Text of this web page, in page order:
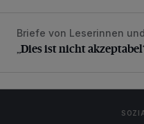
„Dies ist nicht akzeptabel“
Briefe von Leserinnen
„Dies ist nicht